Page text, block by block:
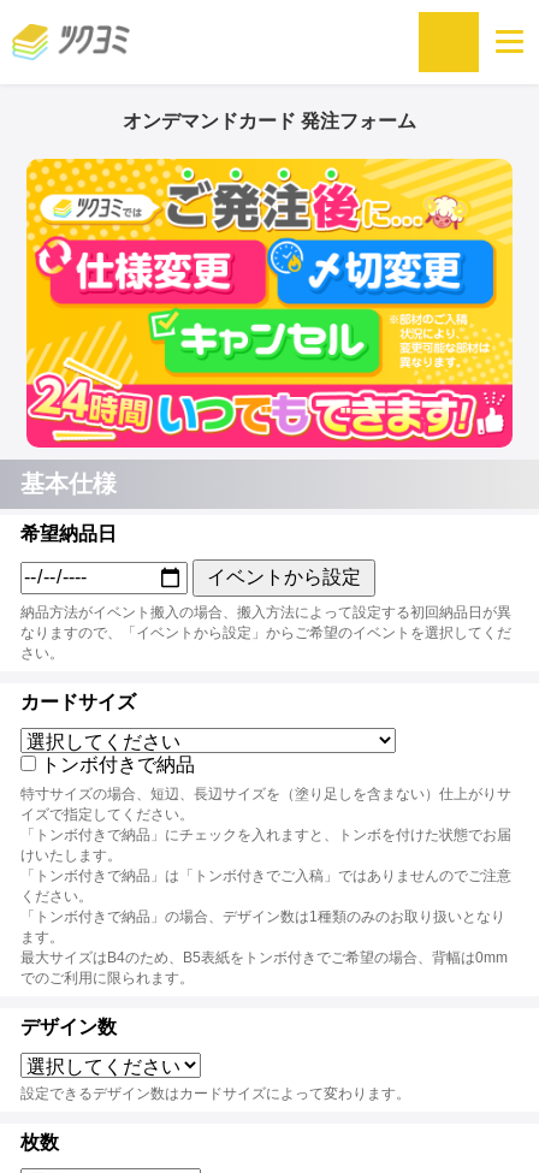
オンデマンドカード 発注フォーム
基本仕様
希望納品日
イベントから設定
納品方法がイベント搬入の場合、搬入方法によって設定する初回納品日が異
なりますので、「イベントから設定」からご希望のイベントを選択してくだ
さい。
カードサイズ
トンボ付きで納品
特寸サイズの場合、短辺、長辺サイズを（塗り足しを含まない）仕上がりサ
イズで指定してください。
「トンボ付きで納品」にチェックを入れますと、トンボを付けた状態でお届
けいたします。
「トンボ付きで納品」は「トンボ付きでご入稿」ではありませんのでご注意
ください。
「トンボ付きで納品」の場合、デザイン数は1種類のみのお取り扱いとなり
ます。
最大サイズはB4のため、B5表紙をトンボ付きでご希望の場合、背幅は0mm
でのご利用に限られます。
デザイン数
設定できるデザイン数はカードサイズによって変わります。
枚数